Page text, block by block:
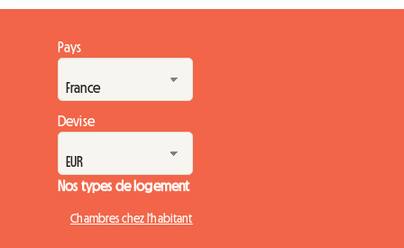
nouvelle vient éclaircir l'horizon pour la préparation de la
prochaine année universitaire et professionnelle : le maintien
d'une aide gouvernementale cruciale. Chez Roomlal...
Pays
Devise
Nos types de logement
Chambres chez l'habitant